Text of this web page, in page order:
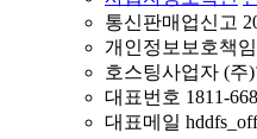
통신판매업신고
개인정보보호책
호스팅사업자 (주
대표번호 1811-
대표메일